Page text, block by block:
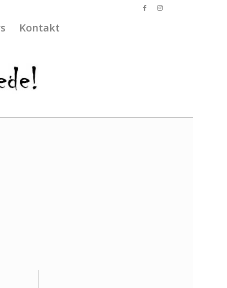
Kontakt